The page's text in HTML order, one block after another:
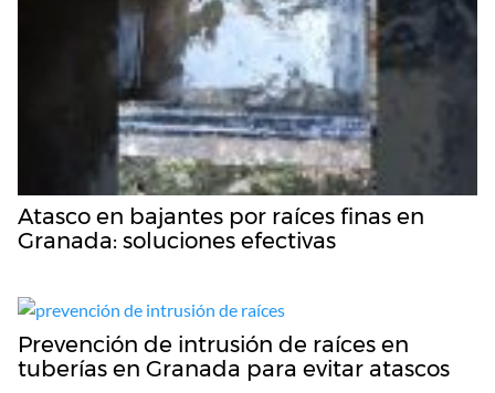
Atasco en bajantes por raíces finas en
Granada: soluciones efectivas
Prevención de intrusión de raíces en
tuberías en Granada para evitar atascos